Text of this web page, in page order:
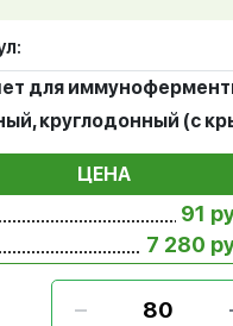
для
круглодонный (с
ЦЕНА
91
7 280